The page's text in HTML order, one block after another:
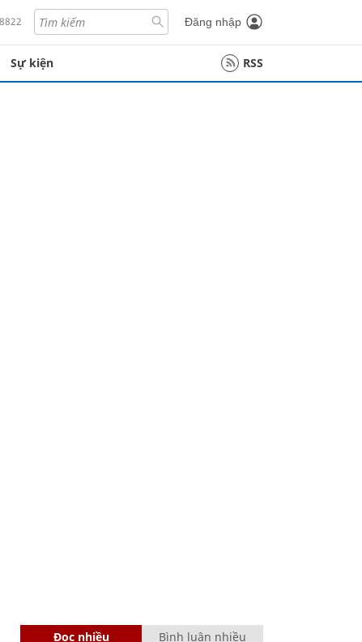
Đăng nhập
Sự kiện RSS
Đọc nhiều Bình luận nhiều